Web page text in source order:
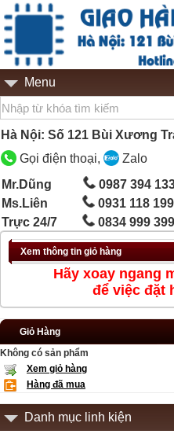
Menu
Hà Nội: Số 121 Bùi Xương
Gọi điện thoại,
Zalo
Mr.Dũng
0987 394
Ms.Liên
0931 118
Trực 24/7
0834 999
Xem thông tin giỏ hàng
Hãy xoay ngang
để việc đặt
Giỏ Hàng
Không có sản phẩm
Xem giỏ hàng
Hàng đã mua
Danh mục linh kiện